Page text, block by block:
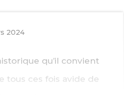
2024
qu’il convient
tous ces fois avide de